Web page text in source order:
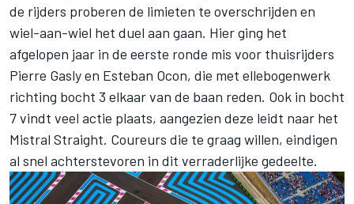
de rijders proberen de limieten te overschrijden en
wiel-aan-wiel het duel aan gaan. Hier ging het
afgelopen jaar in de eerste ronde mis voor thuisrijders
Pierre Gasly en Esteban Ocon, die met ellebogenwerk
richting bocht 3 elkaar van de baan reden. Ook in bocht
7 vindt veel actie plaats, aangezien deze leidt naar het
Mistral Straight. Coureurs die te graag willen, eindigen
al snel achterstevoren in dit verraderlijke gedeelte.